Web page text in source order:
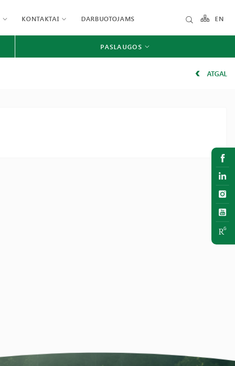
KONTAKTAI DARBUOTOJAMS EN
PASLAUGOS
ATGAL